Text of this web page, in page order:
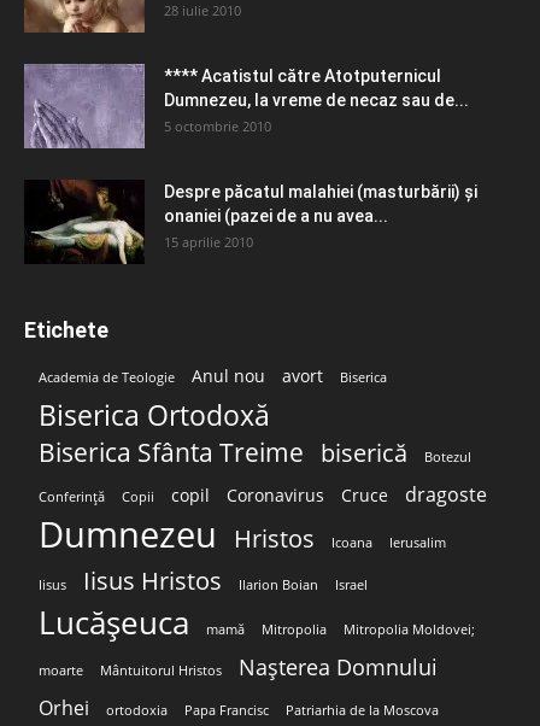
28 iulie 2010
**** Acatistul către Atotputernicul
Dumnezeu, la vreme de necaz sau de...
5 octombrie 2010
Despre păcatul malahiei (masturbării) şi
onaniei (pazei de a nu avea...
15 aprilie 2010
Etichete
Academia de Teologie Anul nou avort Biserica
Biserica Ortodoxă
Biserica Sfânta Treime biserică Botezul
Conferință Copii copil Coronavirus Cruce dragoste
Dumnezeu Hristos Icoana Ierusalim
Iisus Iisus Hristos Ilarion Boian Israel
Lucășeuca mamă Mitropolia Mitropolia Moldovei;
moarte Mântuitorul Hristos Nașterea Domnului
Orhei ortodoxia Papa Francisc Patriarhia de la Moscova